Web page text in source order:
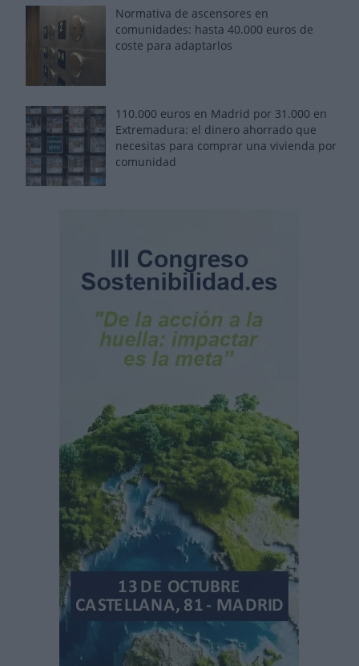
Normativa de ascensores en
comunidades: hasta 40.000 euros de
coste para adaptarlos
110.000 euros en Madrid por 31.000 en
Extremadura: el dinero ahorrado que
necesitas para comprar una vivienda por
comunidad